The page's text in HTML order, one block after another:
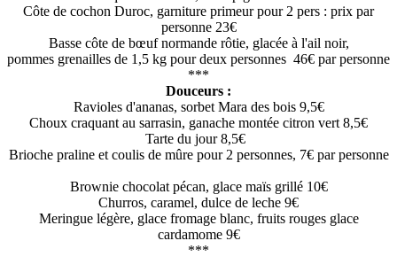
Côte de cochon Duroc, garniture primeur pour 2 pers : prix par
personne 23€
Basse côte de bœuf normande rôtie, glacée à l'ail noir,
pommes grenailles de 1,5 kg pour deux personnes 46€ par personne
***
Douceurs :
Ravioles d'ananas, sorbet Mara des bois 9,5€
Choux craquant au sarrasin, ganache montée citron vert 8,5€
Tarte du jour 8,5€
Brioche praline et coulis de mûre pour 2 personnes, 7€ par personne
Brownie chocolat pécan, glace maïs grillé 10€
Churros, caramel, dulce de leche 9€
Meringue légère, glace fromage blanc, fruits rouges glace
cardamome 9€
***